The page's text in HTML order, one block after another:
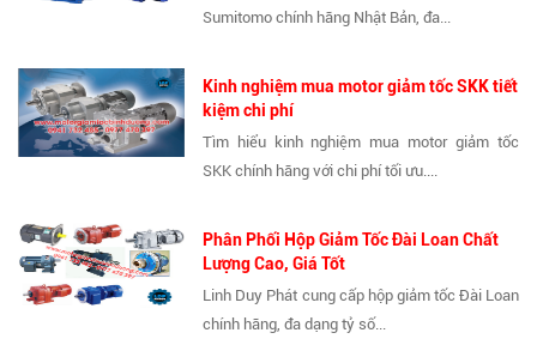
Sumitomo chính hãng Nhật Bản, đa...
Kinh nghiệm mua motor giảm tốc SKK tiết
kiệm chi phí
Tìm hiểu kinh nghiệm mua motor giảm tốc
SKK chính hãng với chi phí tối ưu....
Phân Phối Hộp Giảm Tốc Đài Loan Chất
Lượng Cao, Giá Tốt
Linh Duy Phát cung cấp hộp giảm tốc Đài Loan
chính hãng, đa dạng tỷ số...